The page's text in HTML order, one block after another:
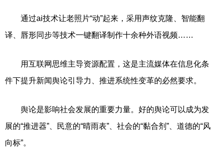
通过ai技术让老照片“动”起来，采用声纹克隆、智能翻
译、唇形同步等技术一键翻译制作十余种外语视频……
用互联网思维主导资源配置，这是主流媒体在信息化条
件下提升新闻舆论引导力、推进系统性变革的必然要求。
舆论是影响社会发展的重要力量。好的舆论可以成为发
展的“推进器”、民意的“晴雨表”、社会的“黏合剂”、道德的“风
向标”。